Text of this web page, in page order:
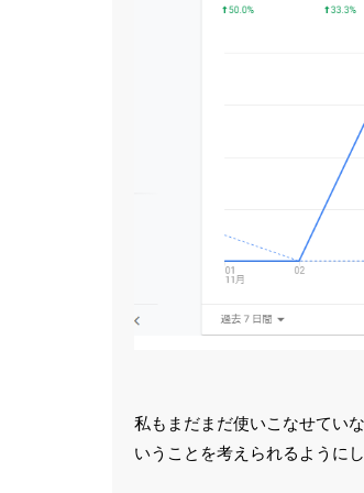
私もまだまだ使いこなせてい
いうことを考えられるようにし